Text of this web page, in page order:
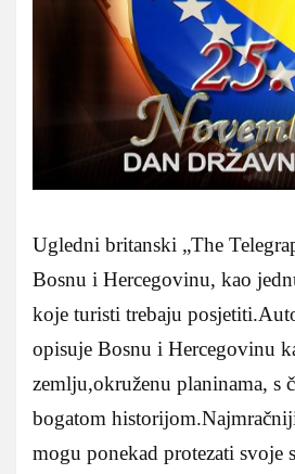
Ugledni britanski „The
Bosnu i Hercegovinu, kao
koje turisti trebaju
opisuje Bosnu i Hercegovinu
zemlju,okruženu planinama, s
bogatom
mogu ponekad protezati svoje